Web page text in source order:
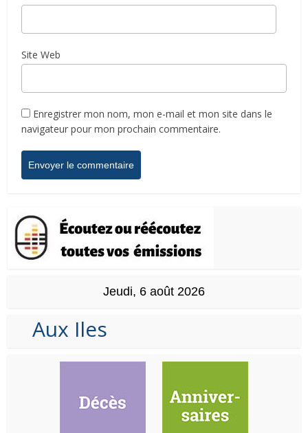
Site Web
Enregistrer mon nom, mon e-mail et mon site dans le
navigateur pour mon prochain commentaire.
Jeudi, 6 août 2026
Aux Iles